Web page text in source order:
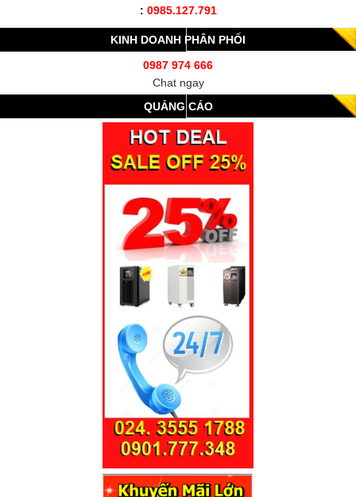
: 0985.127.791
KINH DOANH PHÂN PHỐI
0987 974 666
Chat ngay
QUẢNG CÁO